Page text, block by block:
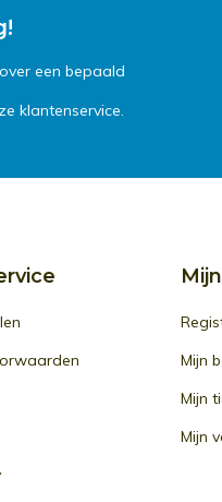
een bepaald
klantenservice.
Mijn
Mijn
Mijn